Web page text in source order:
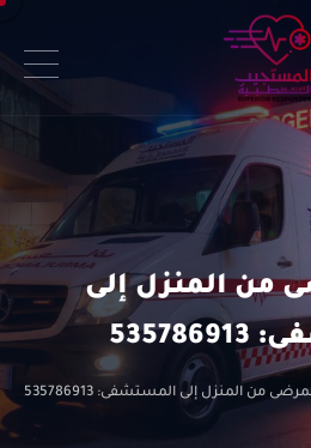
من المنزل إلى
من المنزل إلى المستشفى: 535786913